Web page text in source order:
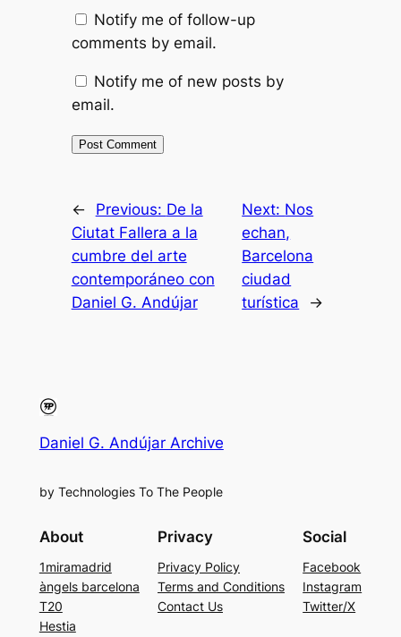
Notify me of follow-up
comments by email.
Notify me of new posts by
email.
← Previous: De la
Ciutat Fallera a la
cumbre del arte
contemporáneo con
Daniel G. Andújar
Next: Nos
echan,
Barcelona
ciudad
turística
→
Daniel G. Andújar Archive
by Technologies To The People
About
1miramadrid
àngels barcelona
T20
Hestia
Privacy
Privacy Policy
Terms and Conditions
Contact Us
Social
Facebook
Instagram
Twitter/X